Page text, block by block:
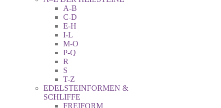
A-B
C-D
E-H
I-L
M-O
P-Q
R
S
T-Z
EDELSTEINFORMEN &
SCHLIFFE
FREIFORM